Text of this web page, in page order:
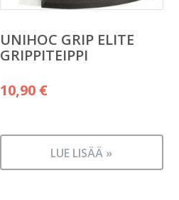
UNIHOC GRIP ELITE
GRIPPITEIPPI
10,90 €
LUE LISÄÄ »